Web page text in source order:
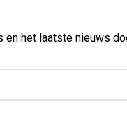
en het laatste nieuws